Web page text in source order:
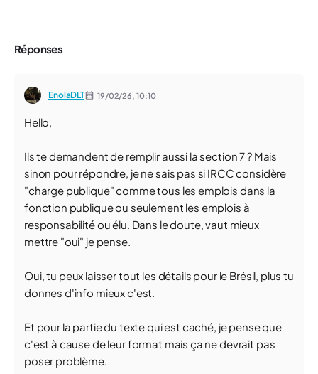
Réponses
EnolaDLT 19/02/26, 10:10
Hello,
Ils te demandent de remplir aussi la section 7 ? Mais
sinon pour répondre, je ne sais pas si IRCC considère
"charge publique" comme tous les emplois dans la
fonction publique ou seulement les emplois à
responsabilité ou élu. Dans le doute, vaut mieux
mettre "oui" je pense.
Oui, tu peux laisser tout les détails pour le Brésil, plus tu
donnes d'info mieux c'est.
Et pour la partie du texte qui est caché, je pense que
c'est à cause de leur format mais ça ne devrait pas
poser problème.